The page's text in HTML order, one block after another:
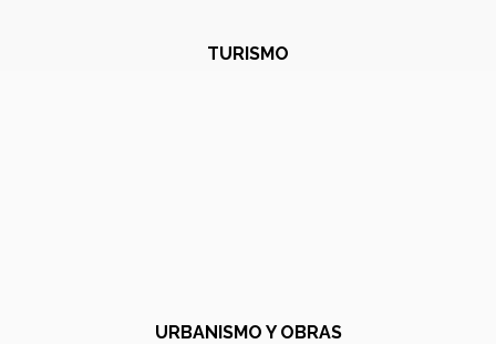
TURISMO
URBANISMO Y OBRAS